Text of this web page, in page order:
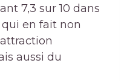
7,3 sur 10 dans
qui en fait non
aussi du